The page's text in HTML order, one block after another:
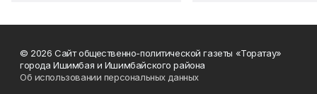
© 2026 Сайт общественно-политической газеты «Торатау»
города Ишимбая и Ишимбайского района
Об использовании персональных данных